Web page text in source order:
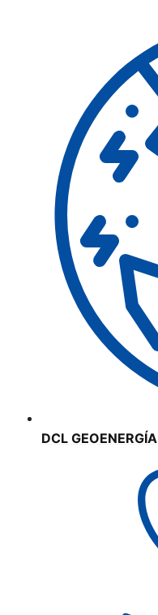
DCL GEOENERGÍA